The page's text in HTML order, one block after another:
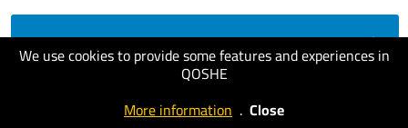
We use cookies to provide some features and experiences in
QOSHE
More information . Close
visit website